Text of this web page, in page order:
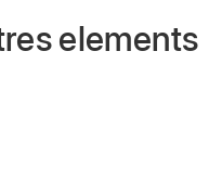
elements